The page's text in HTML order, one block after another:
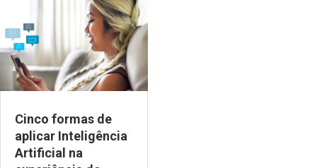
Cinco formas de
aplicar Inteligência
Artificial na